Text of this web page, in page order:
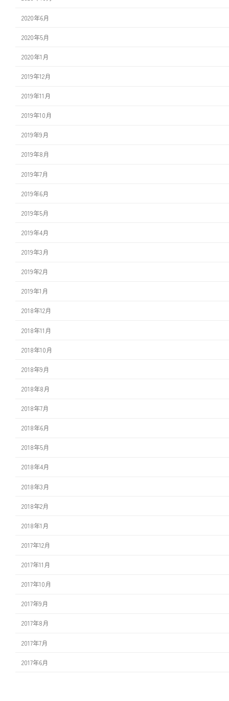
2020年6月
2020年5月
2020年1月
2019年12月
2019年11月
2019年10月
2019年9月
2019年8月
2019年7月
2019年6月
2019年5月
2019年4月
2019年3月
2019年2月
2019年1月
2018年12月
2018年11月
2018年10月
2018年9月
2018年8月
2018年7月
2018年6月
2018年5月
2018年4月
2018年3月
2018年2月
2018年1月
2017年12月
2017年11月
2017年10月
2017年9月
2017年8月
2017年7月
2017年6月